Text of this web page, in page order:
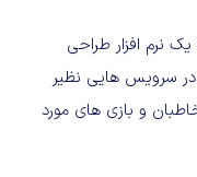
نرم افزار طراحی
در سرویس هایی نظیر
و بازی های مورد